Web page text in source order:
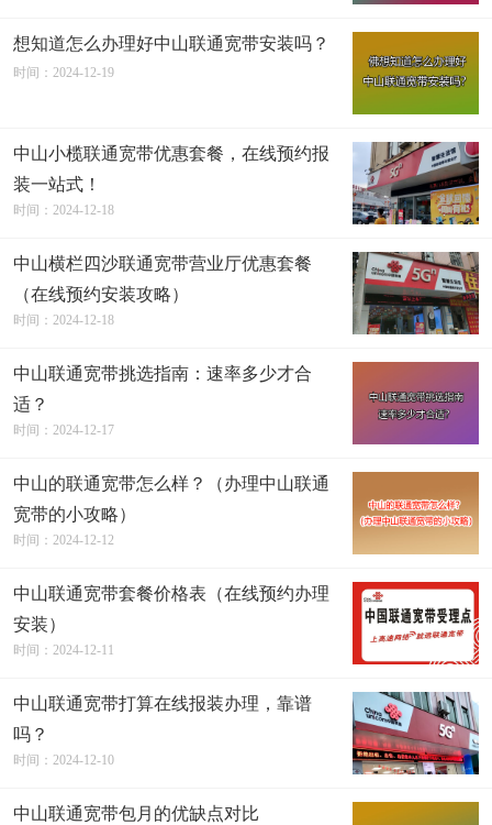
想知道怎么办理好中山联通宽带安装吗？
时间：2024-12-19
中山小榄联通宽带优惠套餐，在线预约报
装一站式！
时间：2024-12-18
中山横栏四沙联通宽带营业厅优惠套餐
（在线预约安装攻略）
时间：2024-12-18
中山联通宽带挑选指南：速率多少才合
适？
时间：2024-12-17
中山的联通宽带怎么样？（办理中山联通
宽带的小攻略）
时间：2024-12-12
中山联通宽带套餐价格表（在线预约办理
安装）
时间：2024-12-11
中山联通宽带打算在线报装办理，靠谱
吗？
时间：2024-12-10
中山联通宽带包月的优缺点对比